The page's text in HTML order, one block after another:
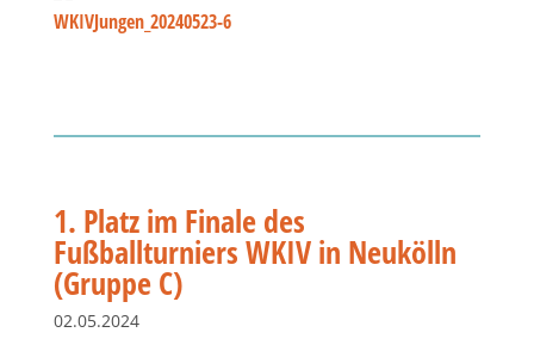
WKIVJungen_20240523-6
1. Platz im Finale des
Fußballturniers WKIV in Neukölln
(Gruppe C)
02.05.2024